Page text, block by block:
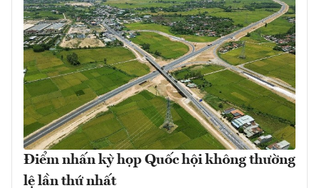
Điểm nhấn kỳ họp Quốc hội không thường
lệ lần thứ nhất